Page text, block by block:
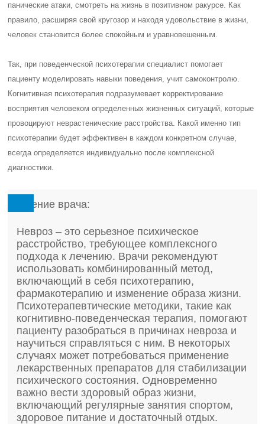
панические атаки, смотреть на жизнь в позитивном ракурсе. Как
правило, расширяя свой кругозор и находя удовольствие в жизни,
человек становится более спокойным и уравновешенным.
Так, при поведенческой психотерапии специалист помогает
пациенту моделировать навыки поведения, учит самоконтролю.
Когнитивная психотерапия подразумевает корректирование
восприятия человеком определенных жизненных ситуаций, которые
провоцируют неврастенические расстройства. Какой именно тип
психотерапии будет эффективен в каждом конкретном случае,
всегда определяется индивидуально после комплексной
диагностики.
Мнение врача:
Невроз – это серьезное психическое
расстройство, требующее комплексного
подхода к лечению. Врачи рекомендуют
использовать комбинированный метод,
включающий в себя психотерапию,
фармакотерапию и изменение образа жизни.
Психотерапевтические методики, такие как
когнитивно-поведенческая терапия, помогают
пациенту разобраться в причинах невроза и
научиться справляться с ним. В некоторых
случаях может потребоваться применение
лекарственных препаратов для стабилизации
психического состояния. Одновременно
важно вести здоровый образ жизни,
включающий регулярные занятия спортом,
здоровое питание и достаточный отдых.